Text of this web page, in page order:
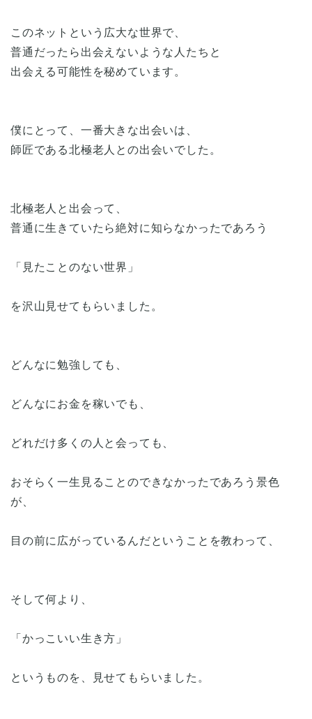
このネットという広大な世界で、
普通だったら出会えないような人たちと
出会える可能性を秘めています。
僕にとって、一番大きな出会いは、
師匠である北極老人との出会いでした。
北極老人と出会って、
普通に生きていたら絶対に知らなかったであろう
「見たことのない世界」
を沢山見せてもらいました。
どんなに勉強しても、
どんなにお金を稼いでも、
どれだけ多くの人と会っても、
おそらく一生見ることのできなかったであろう景色
が、
目の前に広がっているんだということを教わって、
そして何より、
「かっこいい生き方」
というものを、見せてもらいました。